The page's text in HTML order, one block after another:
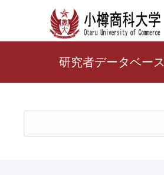
研究者データベース